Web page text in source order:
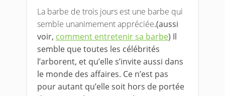
La barbe de trois jours est une barbe qui
semble unanimement appréciée.(aussi
voir, comment entretenir sa barbe) Il
semble que toutes les célébrités
l’arborent, et qu’elle s’invite aussi dans
le monde des affaires. Ce n’est pas
pour autant qu’elle soit hors de portée